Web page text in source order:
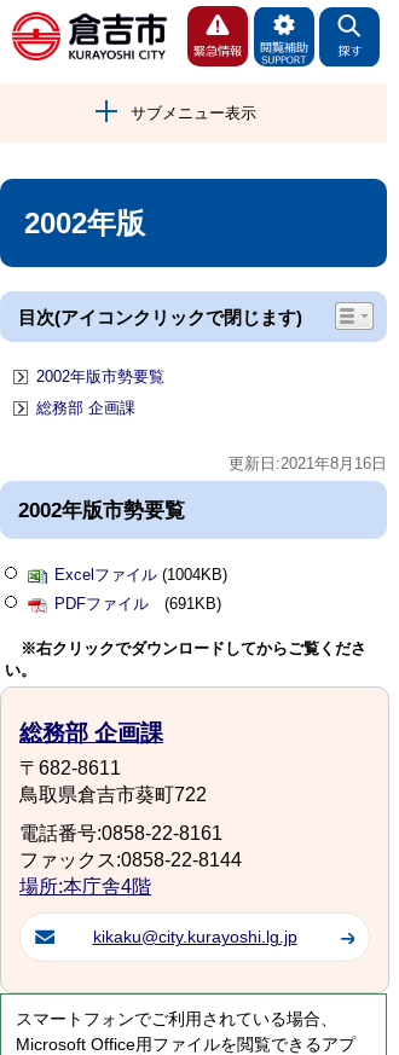
サブメニュー表示
2002年版
目次(アイコンクリックで閉じます)
2002年版市勢要覧
総務部 企画課
更新日:2021年8月16日
2002年版市勢要覧
Excelファイル (1004KB)
PDFファイル (691KB)
※右クリックでダウンロードしてからご覧くださ
い。
総務部 企画課
〒682-8611
鳥取県倉吉市葵町722
電話番号:0858-22-8161
ファックス:0858-22-8144
場所:本庁舎4階
kikaku@city.kurayoshi.lg.jp
スマートフォンでご利用されている場合、
Microsoft Office用ファイルを閲覧できるアプ